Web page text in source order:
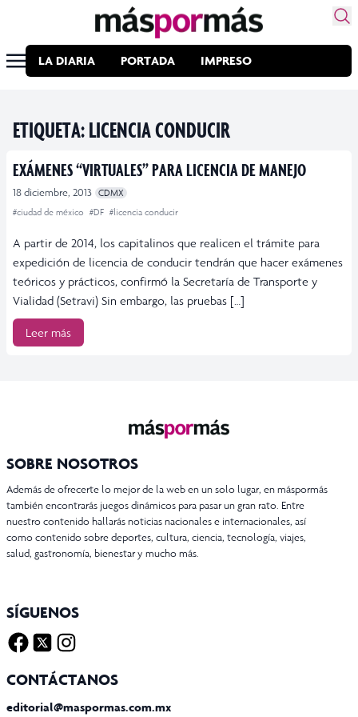
LA DIARIA PORTADA IMPRESO
ETIQUETA:LICENCIA CONDUCIR
EXÁMENES “VIRTUALES” PARA LICENCIA DE MANEJO
18 diciembre, 2013 CDMX
#ciudad de méxico #DF #licencia conducir
A partir de 2014, los capitalinos que realicen el trámite para
expedición de licencia de conducir tendrán que hacer exámenes
teóricos y prácticos, confirmó la Secretaría de Transporte y
Vialidad (Setravi) Sin embargo, las pruebas […]
Leer más
SOBRE NOSOTROS
Además de ofrecerte lo mejor de la web en un solo lugar, en máspormás
también encontrarás juegos dinámicos para pasar un gran rato. Entre
nuestro contenido hallarás noticias nacionales e internacionales, así
como contenido sobre deportes, cultura, ciencia, tecnología, viajes,
salud, gastronomía, bienestar y mucho más.
SÍGUENOS
CONTÁCTANOS
editorial@maspormas.com.mx